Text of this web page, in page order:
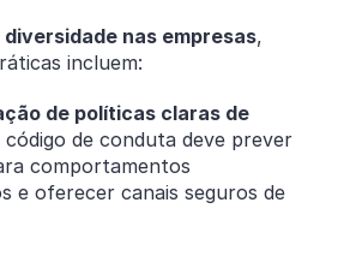
diversidade nas empresas,
incluem:
de políticas claras de
código de conduta deve prever
comportamentos
e oferecer canais seguros de